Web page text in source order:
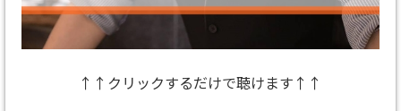
↑↑クリックするだけで聴けます↑↑